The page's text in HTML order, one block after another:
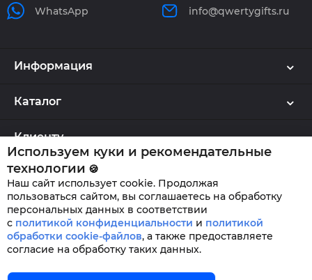
WhatsApp info@qwertygifts.ru
Информация
Каталог
Клиенту
QWERTYGIFTS © 2026
Используем куки и рекомендательные
технологии 🍪
Наш сайт использует cookie. Продолжая
пользоваться сайтом, вы соглашаетесь на обработку
персональных данных в соответствии
с политикой конфиденциальности и политикой
обработки cookie-файлов, а также предоставляете
согласие на обработку таких данных.